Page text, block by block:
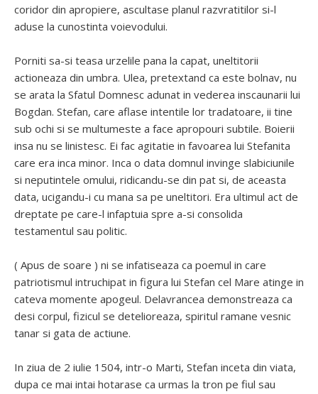
coridor din apropiere, ascultase planul razvratitilor si-l
aduse la cunostinta voievodului.
Porniti sa-si teasa urzelile pana la capat, uneltitorii
actioneaza din umbra. Ulea, pretextand ca este bolnav, nu
se arata la Sfatul Domnesc adunat in vederea inscaunarii lui
Bogdan. Stefan, care aflase intentile lor tradatoare, ii tine
sub ochi si se multumeste a face apropouri subtile. Boierii
insa nu se linistesc. Ei fac agitatie in favoarea lui Stefanita
care era inca minor. Inca o data domnul invinge slabiciunile
si neputintele omului, ridicandu-se din pat si, de aceasta
data, ucigandu-i cu mana sa pe uneltitori. Era ultimul act de
dreptate pe care-l infaptuia spre a-si consolida
testamentul sau politic.
( Apus de soare ) ni se infatiseaza ca poemul in care
patriotismul intruchipat in figura lui Stefan cel Mare atinge in
cateva momente apogeul. Delavrancea demonstreaza ca
desi corpul, fizicul se detelioreaza, spiritul ramane vesnic
tanar si gata de actiune.
In ziua de 2 iulie 1504, intr-o Marti, Stefan inceta din viata,
dupa ce mai intai hotarase ca urmas la tron pe fiul sau